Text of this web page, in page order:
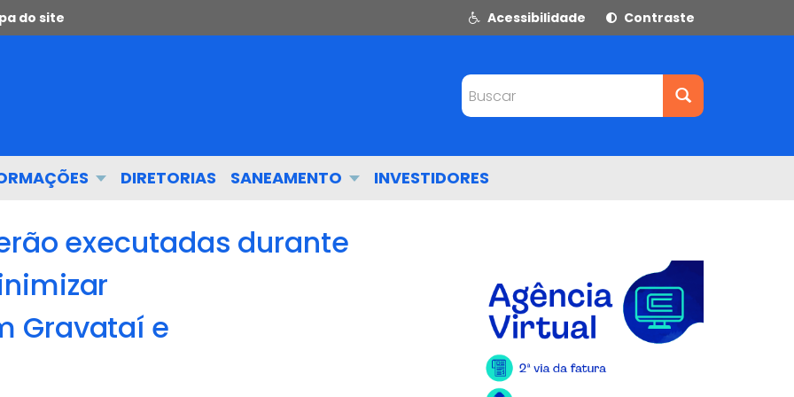
do site Acessibilidade Contraste
Buscar
DIRETORIAS SANEAMENTO INVESTIDORES
executadas durante
Gravataí e